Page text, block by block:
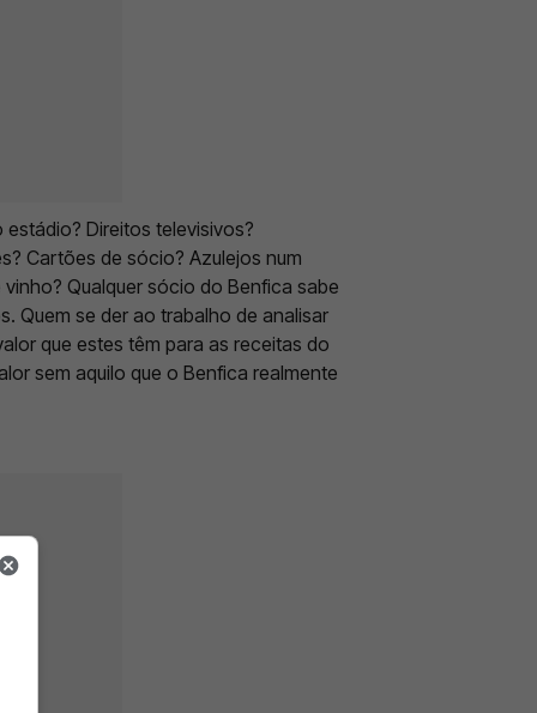
Direitos televisivos?
Cartões de sócio? Azulejos num
Qualquer sócio do Benfica sabe
Quem se der ao trabalho de analisar
que estes têm para as receitas do
sem aquilo que o Benfica realmente